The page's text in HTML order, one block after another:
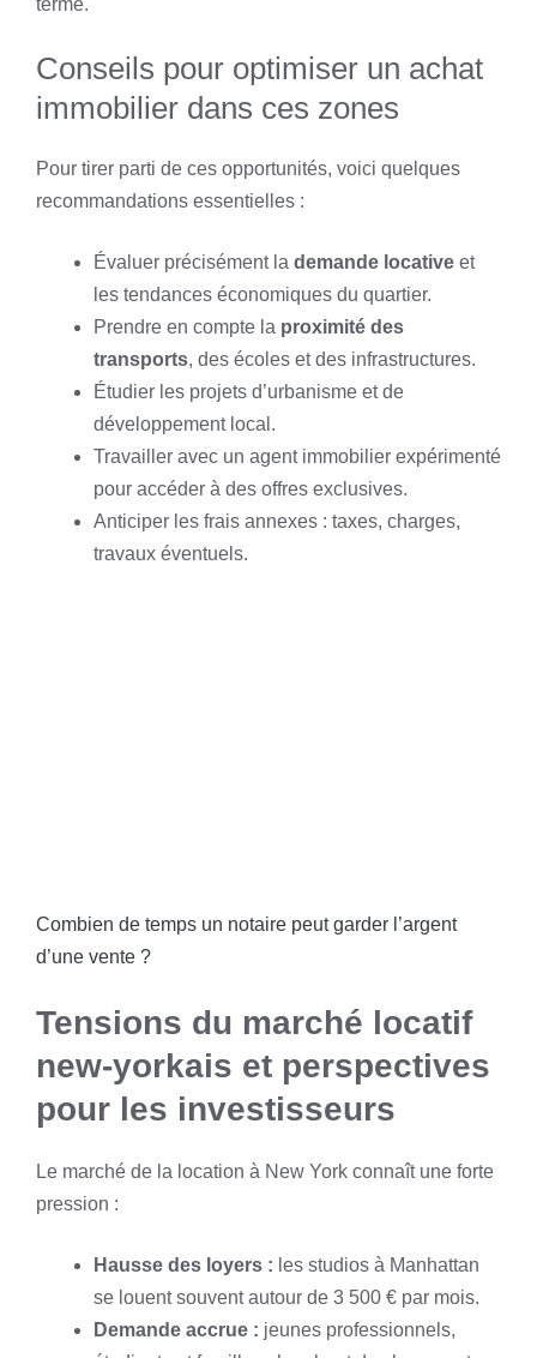
Conseils pour optimiser un achat
immobilier dans ces zones
Pour tirer parti de ces opportunités, voici quelques
recommandations essentielles :
Évaluer précisément la demande locative et
les tendances économiques du quartier.
Prendre en compte la proximité des
transports, des écoles et des infrastructures.
Étudier les projets d’urbanisme et de
développement local.
Travailler avec un agent immobilier expérimenté
pour accéder à des offres exclusives.
Anticiper les frais annexes : taxes, charges,
travaux éventuels.
Combien de temps un notaire peut garder l’argent
d’une vente ?
Tensions du marché locatif
new-yorkais et perspectives
pour les investisseurs
Le marché de la location à New York connaît une forte
pression :
Hausse des loyers : les studios à Manhattan
se louent souvent autour de 3 500 € par mois.
Demande accrue : jeunes professionnels,